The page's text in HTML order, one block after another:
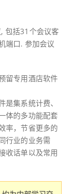
包括31个会议客
端口. 参加会议
留专用酒店软件
集系统计费、
体的多功能配套
率，节省更多的
行业的业务需
收话单以及常用